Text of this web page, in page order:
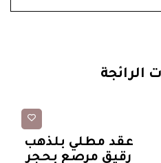
الرائجة
عقد مطلي بلذهب
رقيق مرصع بحجر